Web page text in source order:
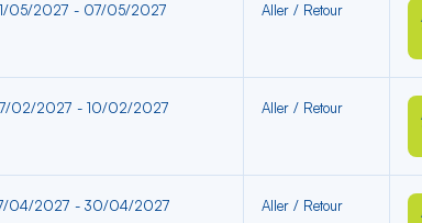
05/2027 - 07/05/2027 Aller / Retour
02/2027 - 10/02/2027 Aller / Retour
04/2027 - 30/04/2027 Aller / Retour